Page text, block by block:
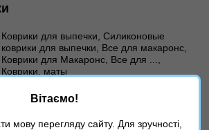
Коврики для выпечки, Cиликоновые
коврики для выпечки, Все для макаронс,
Коврики для Макаронс, Все для ...,
Коврики, маты
Вітаємо!
мову перегляду сайту. Для зручності,